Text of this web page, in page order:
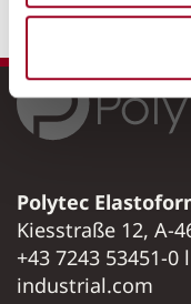
Polytec
Kiesstraße 12, A-
+43 7243 53451-
industrial.com